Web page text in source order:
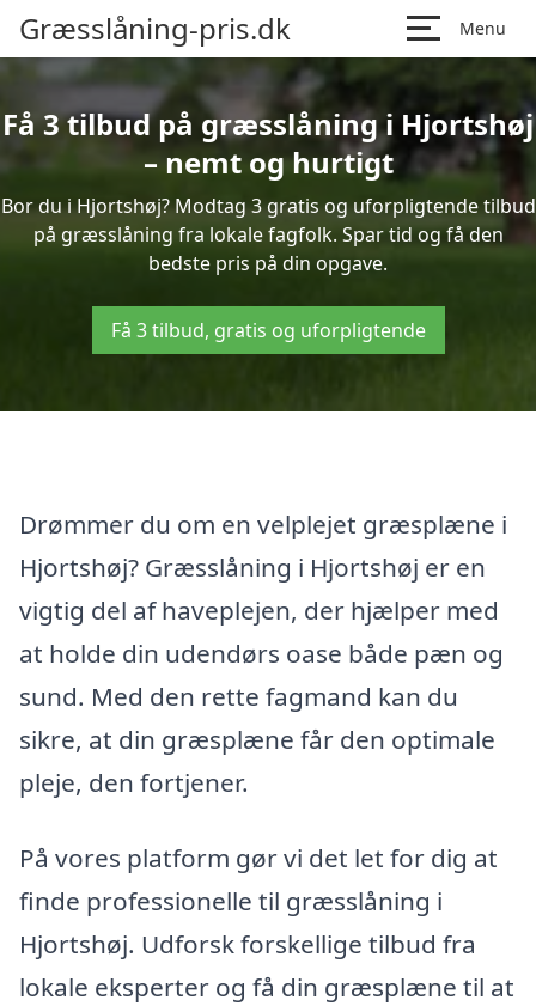
Græsslåning-pris.dk Menu
Få 3 tilbud på græsslåning i Hjortshøj
– nemt og hurtigt
Bor du i Hjortshøj? Modtag 3 gratis og uforpligtende tilbud
på græsslåning fra lokale fagfolk. Spar tid og få den
bedste pris på din opgave.
Få 3 tilbud, gratis og uforpligtende
Drømmer du om en velplejet græsplæne i
Hjortshøj? Græsslåning i Hjortshøj er en
vigtig del af haveplejen, der hjælper med
at holde din udendørs oase både pæn og
sund. Med den rette fagmand kan du
sikre, at din græsplæne får den optimale
pleje, den fortjener.
På vores platform gør vi det let for dig at
finde professionelle til græsslåning i
Hjortshøj. Udforsk forskellige tilbud fra
lokale eksperter og få din græsplæne til at